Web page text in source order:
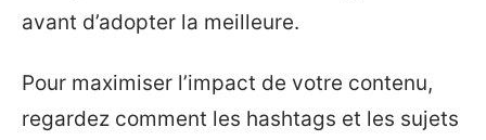
avant d’adopter la meilleure.
Pour maximiser l’impact de votre contenu,
regardez comment les hashtags et les sujets